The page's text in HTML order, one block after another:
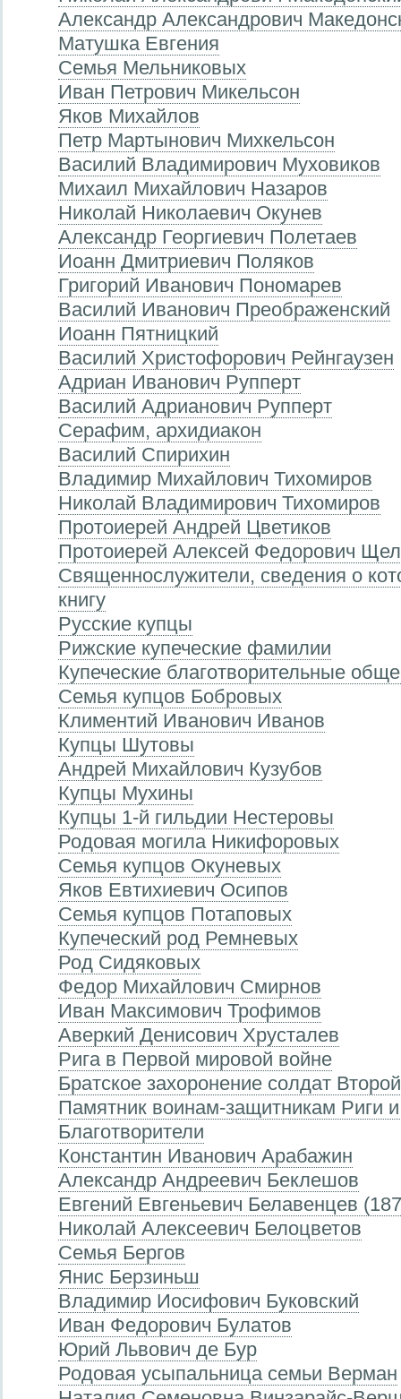
Александр Александрович
Матушка Евгения
Семья Мельниковых
Иван Петрович Микельсон
Яков Михайлов
Петр Мартынович Михкельсон
Василий Владимирович Муховиков
Михаил Михайлович Назаров
Николай Николаевич Окунев
Александр Георгиевич Полетаев
Иоанн Дмитриевич Поляков
Григорий Иванович Пономарев
Василий Иванович Преображенский
Иоанн Пятницкий
Василий Христофорович Рейнгаузен
Адриан Иванович Рупперт
Василий Адрианович Рупперт
Серафим, архидиакон
Василий Спирихин
Владимир Михайлович Тихомиров
Николай Владимирович Тихомиров
Протоиерей Андрей Цветиков
Протоиерей Алексей Федорович
Священнослужители, сведения о
книгу
Русские купцы
Рижские купеческие фамилии
Купеческие благотворительные
Семья купцов Бобровых
Климентий Иванович Иванов
Купцы Шутовы
Андрей Михайлович Кузубов
Купцы Мухины
Купцы 1-й гильдии Нестеровы
Родовая могила Никифоровых
Семья купцов Окуневых
Яков Евтихиевич Осипов
Семья купцов Потаповых
Купеческий род Ремневых
Род Сидяковых
Федор Михайлович Смирнов
Иван Максимович Трофимов
Аверкий Денисович Хрусталев
Рига в Первой мировой войне
Братское захоронение солдат
Памятник воинам-защитникам Риги
Благотворители
Константин Иванович Арабажин
Александр Андреевич Беклешов
Евгений Евгеньевич Белавенцев
Николай Алексеевич Белоцветов
Семья Бергов
Янис Берзиньш
Владимир Иосифович Буковский
Иван Федорович Булатов
Юрий Львович де Бур
Родовая усыпальница семьи Верман